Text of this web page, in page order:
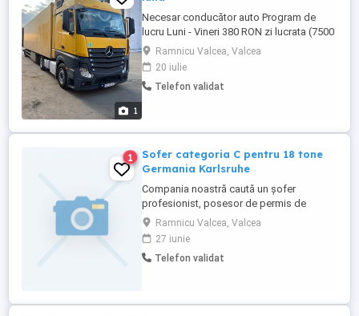
1
Necesar conducător auto Program de
lucru Luni - Vineri 380 RON zi lucrata (7500
- 8000 Ron ) Majoritatea încărcărilor
descărcărilor sunt la rampă Necesar doar
șofer cu experiență
Ramnicu Valcea, Valcea
20 iulie
Telefon validat
1
Sofer categoria C pentru 18 tone
Germania Karlsruhe
Compania noastră caută un șofer
profesionist, posesor de permis de
conducere categoria C, pentru a opera un
vehicul de 18 tone. Candidatul ideal va
avea experiență în transportul de mărfuri și
va demonstra responsabilitate,
Ramnicu Valcea, Valcea
27 iunie
Telefon validat